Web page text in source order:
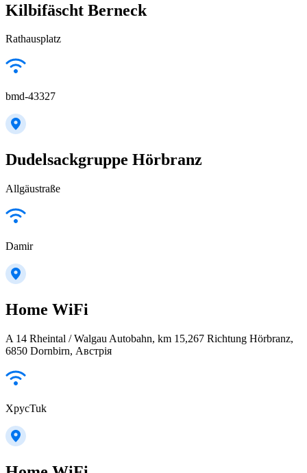
Kilbifäscht Berneck
Rathausplatz
bmd-43327
Dudelsackgruppe Hörbranz
Allgäustraße
Damir
Home WiFi
A 14 Rheintal / Walgau Autobahn, km 15,267 Richtung Hörbranz,
6850 Dornbirn, Австрія
XpycTuk